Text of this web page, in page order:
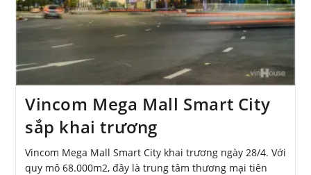
Vincom Mega Mall Smart City
sắp khai trương
Vincom Mega Mall Smart City khai trương ngày 28/4. Với
quy mô 68.000m2, đây là trung tâm thương mại tiên